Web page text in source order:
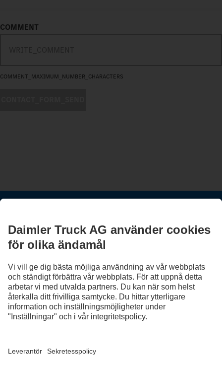
COMMENT
COMMENT_MAXIMUM_NUMBER_CHARACTERS
Upptäck Mercedes-Benz Trucks i våra digitala kanaler.
FOLLOW THE ROADSTARS.